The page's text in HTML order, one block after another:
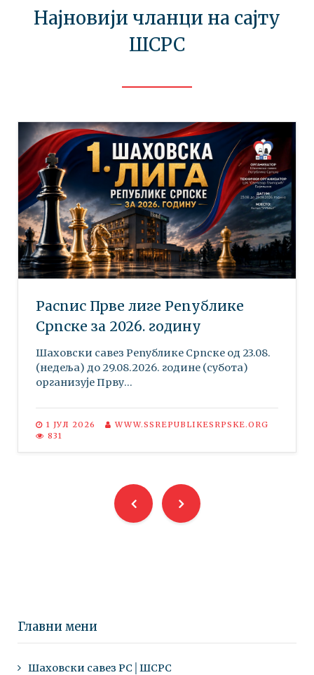
Најновији чланци на сајту
ШСРС
Распис Прве лиге Републике
Српске за 2026. годину
Шаховски савез Републике Српске oд 23.08.
(недеља) до 29.08.2026. године (субота)
организује Прву...
1 ЈУЛ 2026
WWW.SSREPUBLIKESRPSKE.ORG
831
Главни мени
Шаховски савез РС│ШСРС